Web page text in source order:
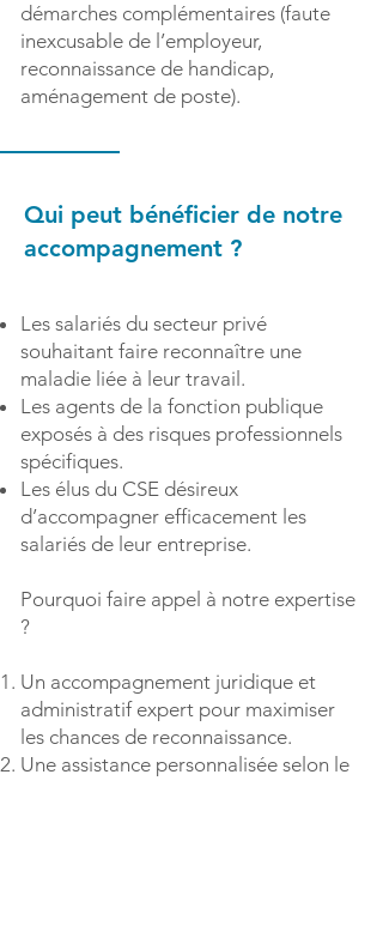
démarches complémentaires (faute
inexcusable de l’employeur,
reconnaissance de handicap,
aménagement de poste).
Qui peut bénéficier de notre
accompagnement ?
Les salariés du secteur privé
souhaitant faire reconnaître une
maladie liée à leur travail.
Les agents de la fonction publique
exposés à des risques professionnels
spécifiques.
Les élus du CSE désireux
d’accompagner efficacement les
salariés de leur entreprise.
Pourquoi faire appel à notre expertise
?
Un accompagnement juridique et
administratif expert pour maximiser
les chances de reconnaissance.
Une assistance personnalisée selon le